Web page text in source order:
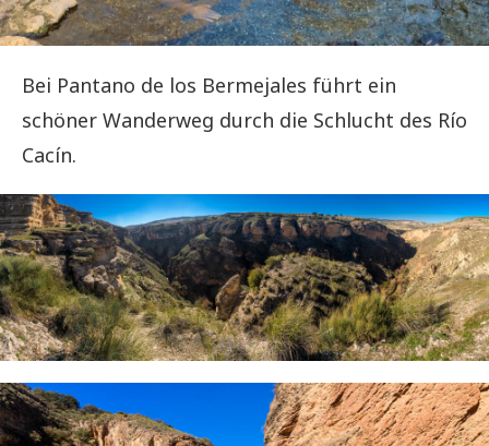
Bei Pantano de los Bermejales führt ein
schöner Wanderweg durch die Schlucht des Río
Cacín.